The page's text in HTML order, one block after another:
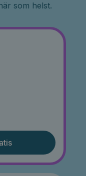
som helst.